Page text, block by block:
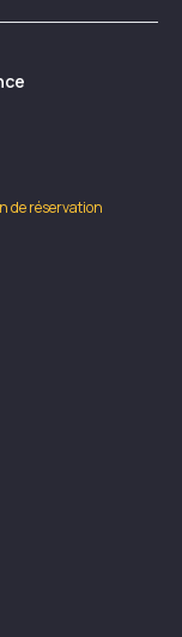
de réservation